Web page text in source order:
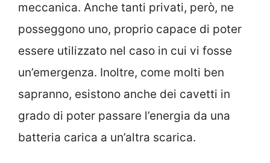
meccanica. Anche tanti privati, però, ne
posseggono uno, proprio capace di poter
essere utilizzato nel caso in cui vi fosse
un’emergenza. Inoltre, come molti ben
sapranno, esistono anche dei cavetti in
grado di poter passare l’energia da una
batteria carica a un’altra scarica.